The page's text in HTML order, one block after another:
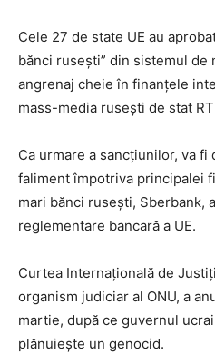
Cele 27 de state UE au
bănci ruseşti” din sistemul de
angrenaj cheie în finanţele
mass-media ruseşti de stat
Ca urmare a sancţiunilor, va
faliment împotriva principalei
mari bănci ruseşti, Sberbank,
reglementare bancară a UE.
Curtea Internaţională de
organism judiciar al ONU, a
martie, după ce guvernul
plănuieşte un genocid.